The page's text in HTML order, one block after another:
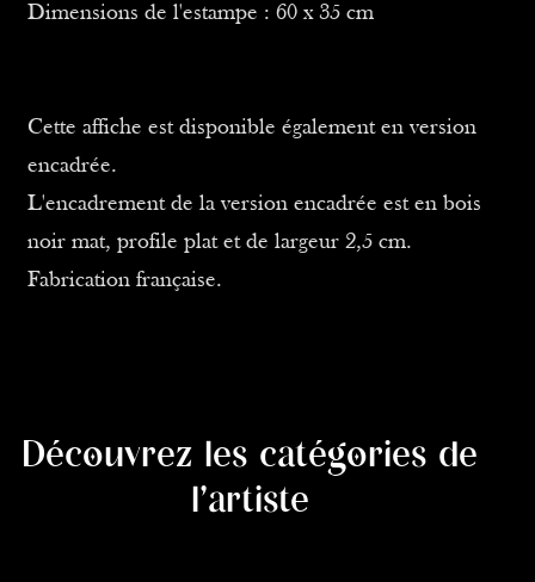
Dimensions de l'estampe : 60 x 35 cm
Cette affiche est disponible également en version
encadrée.
L'encadrement de la version encadrée est en bois
noir mat, profile plat et de largeur 2,5 cm.
Fabrication française.
Découvrez les catégories de
l'artiste